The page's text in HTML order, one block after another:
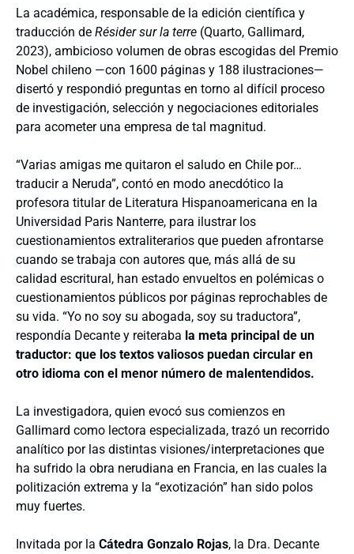
La académica, responsable de la edición científica y
traducción de Résider sur la terre (Quarto, Gallimard,
2023), ambicioso volumen de obras escogidas del Premio
Nobel chileno —con 1600 páginas y 188 ilustraciones—
disertó y respondió preguntas en torno al difícil proceso
de investigación, selección y negociaciones editoriales
para acometer una empresa de tal magnitud.
“Varias amigas me quitaron el saludo en Chile por…
traducir a Neruda”, contó en modo anecdótico la
profesora titular de Literatura Hispanoamericana en la
Universidad Paris Nanterre, para ilustrar los
cuestionamientos extraliterarios que pueden afrontarse
cuando se trabaja con autores que, más allá de su
calidad escritural, han estado envueltos en polémicas o
cuestionamientos públicos por páginas reprochables de
su vida. “Yo no soy su abogada, soy su traductora”,
respondía Decante y reiteraba la meta principal de un
traductor: que los textos valiosos puedan circular en
otro idioma con el menor número de malentendidos.
La investigadora, quien evocó sus comienzos en
Gallimard como lectora especializada, trazó un recorrido
analítico por las distintas visiones/interpretaciones que
ha sufrido la obra nerudiana en Francia, en las cuales la
politización extrema y la “exotización” han sido polos
muy fuertes.
Invitada por la Cátedra Gonzalo Rojas, la Dra. Decante